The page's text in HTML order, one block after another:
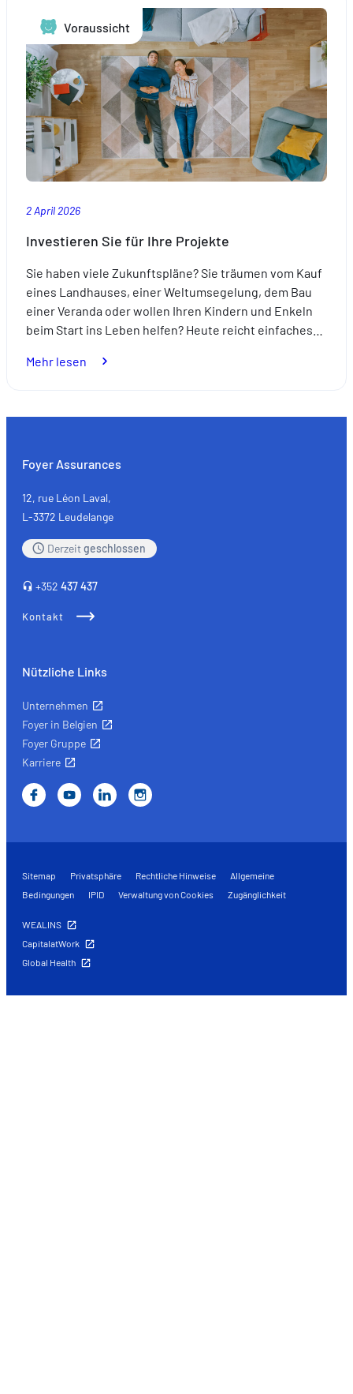
jetzt
darüber
nachdenken
sollten.
Voraussicht
2 April 2026
Investieren Sie für Ihre Projekte
Sie haben viele Zukunftspläne? Sie träumen vom Kauf
eines Landhauses, einer Weltumsegelung, dem Bau
einer Veranda oder wollen Ihren Kindern und Enkeln
beim Start ins Leben helfen? Heute reicht einfaches…
Mehr lesen
für
Foyer Assurances
12, rue Léon Laval,
L-3372 Leudelange
Derzeitgeschlossen
+352 437 437
Kontakt
Nützliche Links
Unternehmen
Foyer in Belgien
Foyer Gruppe
Karriere
Sitemap Privatsphäre Rechtliche Hinweise
Allgemeine
Bedingungen
IPID Verwaltung von Cookies Zugänglichkeit
WEALINS
CapitalatWork
Global Health